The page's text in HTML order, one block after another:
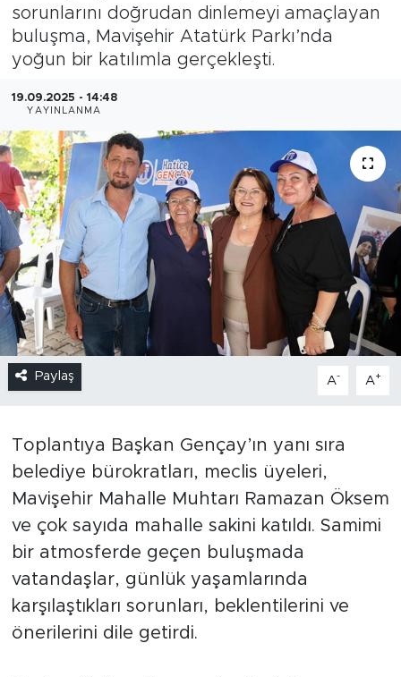
sorunlarını doğrudan dinlemeyi amaçlayan
buluşma, Mavişehir Atatürk Parkı’nda
yoğun bir katılımla gerçekleşti.
19.09.2025 - 14:48
YAYINLANMA
Paylaş A- A+
Toplantıya Başkan Gençay’ın yanı sıra
belediye bürokratları, meclis üyeleri,
Mavişehir Mahalle Muhtarı Ramazan Öksem
ve çok sayıda mahalle sakini katıldı. Samimi
bir atmosferde geçen buluşmada
vatandaşlar, günlük yaşamlarında
karşılaştıkları sorunları, beklentilerini ve
önerilerini dile getirdi.